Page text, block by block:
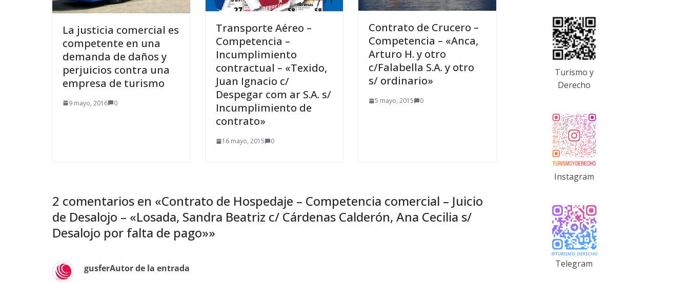
La justicia comercial es
competente en una
demanda de daños y
perjuicios contra una
empresa de turismo
9 mayo, 2016 0
Transporte Aéreo –
Competencia –
Incumplimiento
contractual – «Texido,
Juan Ignacio c/
Despegar com ar S.A. s/
Incumplimiento de
contrato»
16 mayo, 2015 0
Contrato de Crucero –
Competencia – «Anca,
Arturo H. y otro
c/Falabella S.A. y otro
s/ ordinario»
5 mayo, 2015 0
2 comentarios en «Contrato de Hospedaje – Competencia comercial – Juicio
de Desalojo – «Losada, Sandra Beatriz c/ Cárdenas Calderón, Ana Cecilia s/
Desalojo por falta de pago»»
gusferAutor de la entrada
Turismo y
Derecho
Instagram
Telegram